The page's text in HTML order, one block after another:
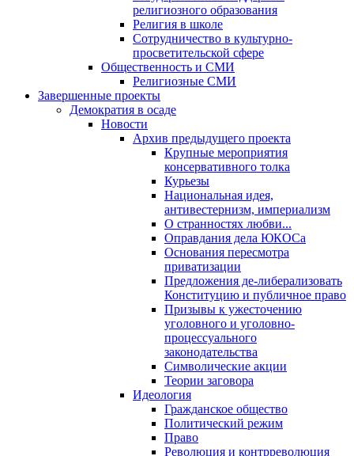
религиозного образования
Религия в школе
Сотрудничество в культурно-
просветительской сфере
Общественность и СМИ
Религиозные СМИ
Завершенные проекты
Демократия в осаде
Новости
Архив предыдущего проекта
Крупные мероприятия
консервативного толка
Курьезы
Национальная идея,
антивестернизм, империализм
О странностях любви...
Оправдания дела ЮКОСа
Основания пересмотра
приватизации
Предложения де-либерализовать
Конституцию и публичное право
Призывы к ужесточению
уголовного и уголовно-
процессуального
законодательства
Символические акции
Теории заговора
Идеология
Гражданское общество
Политический режим
Право
Революция и контрреволюция